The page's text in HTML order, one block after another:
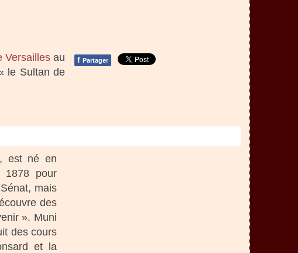
f Partager
Versaillesau
le Sultan de
est né en
1878 pour
mais
des
». Muni
des cours
et la